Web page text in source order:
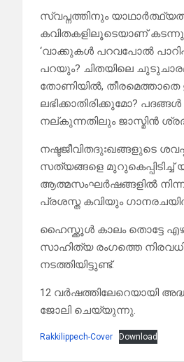
സ്വപ്നത്തിനും
കവിതകളിലൂടെയാണ്
‘വാക്കുകള്‍ പറവപോല്‍
പറയും? ചിതയിലെ
തോണിയില്‍,
ലഭിക്കാതിരിക്കുമോ?
നല്കുന്നതിലും ജാസ്മിന്‍
നഷ്ടജീവിതദുഃഖങ്ങളുടെ
സത്യങ്ങളെ
ആത്മസംഘര്‍ഷങ്ങളില്‍ നിന്നു
പ്രശസ്ത കവിയും
ഹൈസ്ക്കൂൾ കാലം തൊട്ടേ
സാഹിത്യ രംഗത്തെ
നടത്തിയിട്ടുണ്ട്.
12 വർഷത്തിലേറെയായി
ജോലി ചെയ്യുന്നു.
Rakkilippech-Cover Download